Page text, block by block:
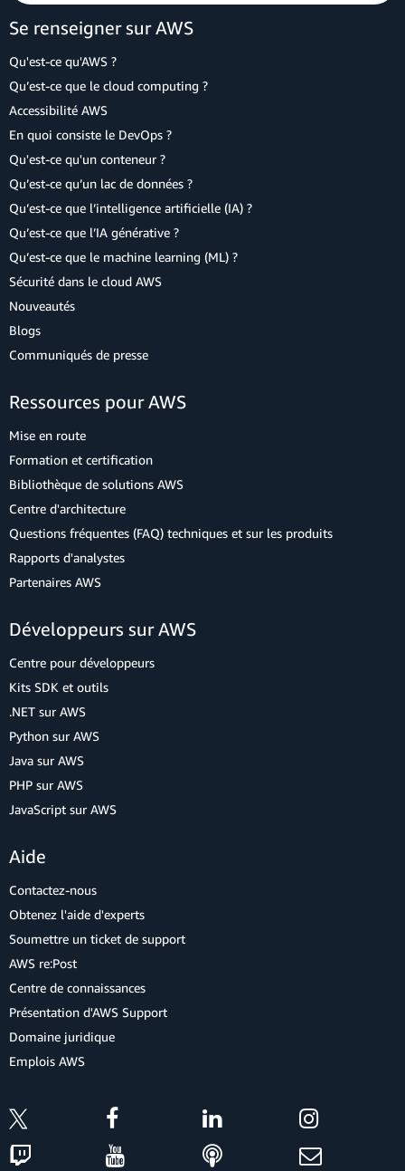
Se renseigner sur AWS
Qu'est-ce qu'AWS ?
Qu’est-ce que le cloud computing ?
Accessibilité AWS
En quoi consiste le DevOps ?
Qu'est-ce qu'un conteneur ?
Qu’est-ce qu’un lac de données ?
Qu’est-ce que l’intelligence artificielle (IA) ?
Qu’est-ce que l’IA générative ?
Qu’est-ce que le machine learning (ML) ?
Sécurité dans le cloud AWS
Nouveautés
Blogs
Communiqués de presse
Ressources pour AWS
Mise en route
Formation et certification
Bibliothèque de solutions AWS
Centre d'architecture
Questions fréquentes (FAQ) techniques et sur les produits
Rapports d'analystes
Partenaires AWS
Développeurs sur AWS
Centre pour développeurs
Kits SDK et outils
.NET sur AWS
Python sur AWS
Java sur AWS
PHP sur AWS
JavaScript sur AWS
Aide
Contactez-nous
Obtenez l'aide d'experts
Soumettre un ticket de support
AWS re:Post
Centre de connaissances
Présentation d'AWS Support
Domaine juridique
Emplois AWS